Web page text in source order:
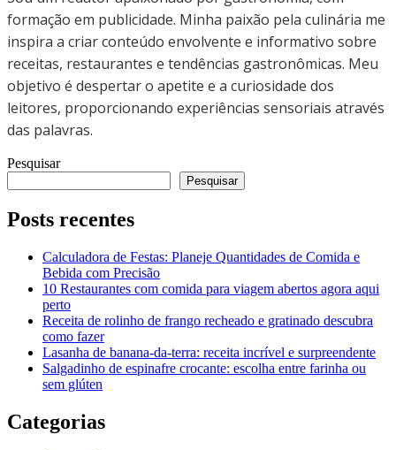
formação em publicidade. Minha paixão pela culinária me
inspira a criar conteúdo envolvente e informativo sobre
receitas, restaurantes e tendências gastronômicas. Meu
objetivo é despertar o apetite e a curiosidade dos
leitores, proporcionando experiências sensoriais através
das palavras.
Pesquisar
Pesquisar
Posts recentes
Calculadora de Festas: Planeje Quantidades de Comida e
Bebida com Precisão
10 Restaurantes com comida para viagem abertos agora aqui
perto
Receita de rolinho de frango recheado e gratinado descubra
como fazer
Lasanha de banana-da-terra: receita incrível e surpreendente
Salgadinho de espinafre crocante: escolha entre farinha ou
sem glúten
Categorias